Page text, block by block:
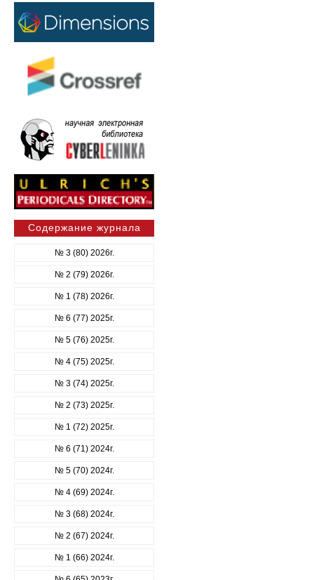
Содержание журнала
№ 3 (80) 2026г.
№ 2 (79) 2026г.
№ 1 (78) 2026г.
№ 6 (77) 2025г.
№ 5 (76) 2025г.
№ 4 (75) 2025г.
№ 3 (74) 2025г.
№ 2 (73) 2025г.
№ 1 (72) 2025г.
№ 6 (71) 2024г.
№ 5 (70) 2024г.
№ 4 (69) 2024г.
№ 3 (68) 2024г.
№ 2 (67) 2024г.
№ 1 (66) 2024г.